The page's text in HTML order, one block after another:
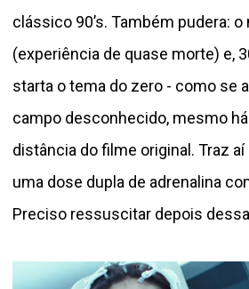
clássico 90’s. Também pudera: o
(experiência de quase morte) e,
starta o tema do zero - como se
campo desconhecido, mesmo
distância do filme original. Traz
uma dose dupla de adrenalina
Preciso ressuscitar depois